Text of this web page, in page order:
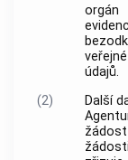
údajů.
(2)
Další